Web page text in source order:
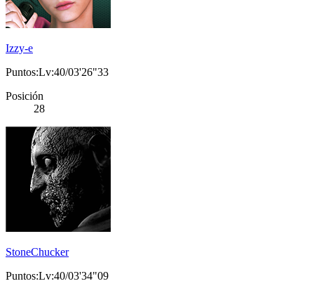
Izzy-e
Puntos:Lv:40/03'26"33
Posición
28
StoneChucker
Puntos:Lv:40/03'34"09